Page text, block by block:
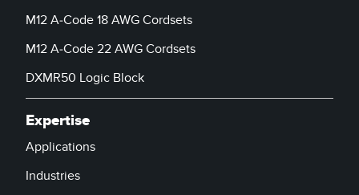
M12 A-Code 18 AWG Cordsets
M12 A-Code 22 AWG Cordsets
DXMR50 Logic Block
Expertise
Applications
Industries